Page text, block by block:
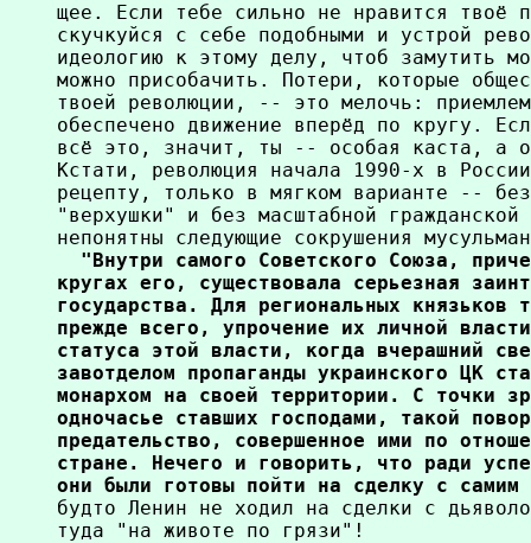
щее. Если тебе сильно не нравится твоё
скучкуйся с себе подобными и устрой
идеологию к этому делу, чтоб замутить
можно присобачить. Потери, которые
твоей революции, -- это мелочь:
обеспечено движение вперёд по кругу.
всё это, значит, ты -- особая каста, а
Кстати, революция начала 1990-х в
рецепту, только в мягком варианте --
"верхушки" и без масштабной
непонятны следующие сокрушения
"Внутри самого Советского Союза,
кругах его, существовала серьезная
государства. Для региональных князьков
прежде всего, упрочение их личной
статуса этой власти, когда вчерашний
завотделом пропаганды украинского ЦК
монархом на своей территории. С точки
одночасье ставших господами, такой
предательство, совершенное ими по
стране. Нечего и говорить, что ради
они были готовы пойти на сделку с
будто Ленин не ходил на сделки с
туда "на животе по грязи"!